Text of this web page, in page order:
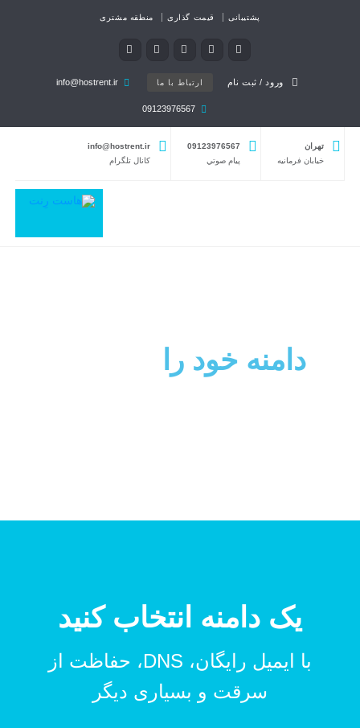
پشتیبانی قیمت گذاری منطقه مشتری
ورود / ثبت نام ارتباط با ما info@hostrent.ir
09123976567
تهران
خیابان فرمانيه
09123976567
پيام صوتي
info@hostrent.ir
كانال تلگرام
دامنه خود را
یک دامنه انتخاب کنید
با ایمیل رایگان، DNS، حفاظت از
سرقت و بسیاری دیگر